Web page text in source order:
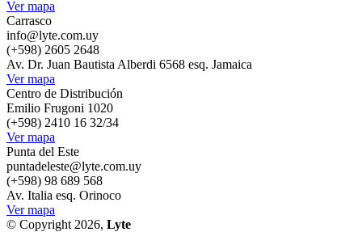
Ver mapa
Carrasco
info@lyte.com.uy
(+598) 2605 2648
Av. Dr. Juan Bautista Alberdi 6568 esq. Jamaica
Ver mapa
Centro de Distribución
Emilio Frugoni 1020
(+598) 2410 16 32/34
Ver mapa
Punta del Este
puntadeleste@lyte.com.uy
(+598) 98 689 568
Av. Italia esq. Orinoco
Ver mapa
© Copyright 2026, Lyte